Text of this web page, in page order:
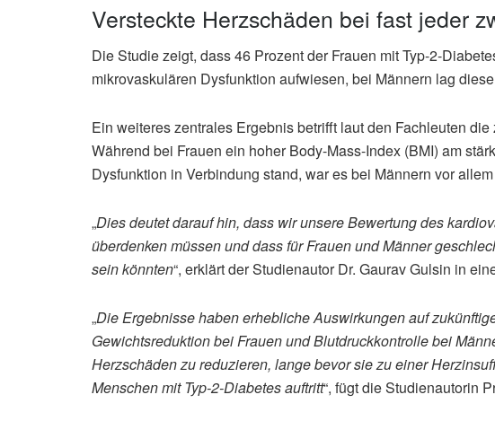
Versteckte Herzschäden bei fast jeder
Die Studie zeigt, dass 46 Prozent der Frauen mit Typ-2-
mikrovaskulären Dysfunktion aufwiesen, bei Männern lag
Ein weiteres zentrales Ergebnis betrifft laut den Fachleuten
Während bei Frauen ein hoher Body-Mass-Index (BMI) am
Dysfunktion in Verbindung stand, war es bei Männern vor
„Dies deutet darauf hin, dass wir unsere Bewertung des
überdenken müssen und dass für Frauen und Männer
sein könnten“, erklärt der Studienautor Dr. Gaurav Gulsin in
„Die Ergebnisse haben erhebliche Auswirkungen auf
Gewichtsreduktion bei Frauen und Blutdruckkontrolle bei
Herzschäden zu reduzieren, lange bevor sie zu einer
Menschen mit Typ-2-Diabetes auftritt“, fügt die Studienautorin